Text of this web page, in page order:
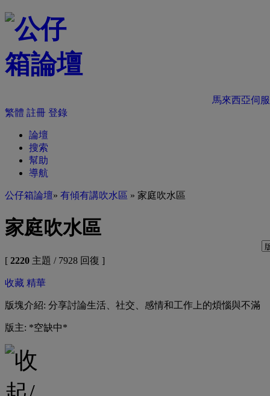
馬來西亞伺
繁體 註冊 登錄
論壇
搜索
幫助
導航
公仔箱論壇» 有傾有講吹水區 » 家庭吹水區
家庭吹水區
[ 2220 主題 / 7928 回復 ]
收藏 精華
版塊介紹: 分享討論生活、社交、感情和工作上的煩惱與不滿
版主: *空缺中*